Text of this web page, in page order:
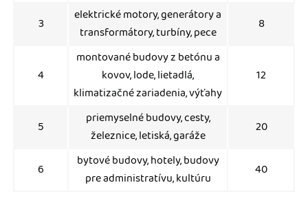
3
elektrické motory, generátory a
transformátory, turbíny, pece
8
4
montované budovy z betónu a
kovov, lode, lietadlá,
klimatizačné zariadenia, výťahy
12
5
priemyselné budovy, cesty,
železnice, letiská, garáže
20
6
bytové budovy, hotely, budovy
pre administratívu, kultúru
40